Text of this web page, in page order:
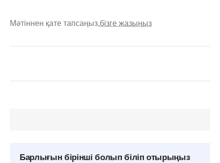
Мәтіннен қате тапсаңыз,бізге жазыңыз
Барлығын бірінші болып біліп отырыңыз